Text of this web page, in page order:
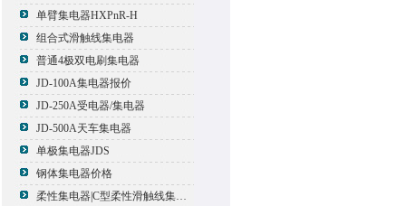
单臂集电器HXPnR-H
组合式滑触线集电器
普通4极双电刷集电器
JD-100A集电器报价
JD-250A受电器/集电器
JD-500A天车集电器
单极集电器JDS
钢体集电器价格
柔性集电器|C型柔性滑触线集电器